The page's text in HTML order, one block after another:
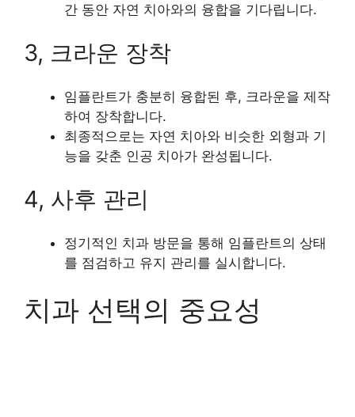
간 동안 자연 치아와의 융합을 기다립니다.
3, 크라운 장착
임플란트가 충분히 융합된 후, 크라운을 제작
하여 장착합니다.
최종적으로는 자연 치아와 비슷한 외형과 기
능을 갖춘 인공 치아가 완성됩니다.
4, 사후 관리
정기적인 치과 방문을 통해 임플란트의 상태
를 점검하고 유지 관리를 실시합니다.
치과 선택의 중요성